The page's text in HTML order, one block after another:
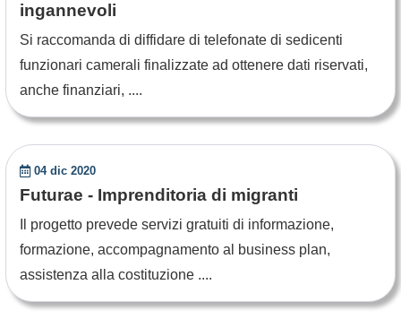
ingannevoli
Si raccomanda di diffidare di telefonate di sedicenti
funzionari camerali finalizzate ad ottenere dati riservati,
anche finanziari, ....
04 dic 2020
Futurae - Imprenditoria di migranti
Il progetto prevede servizi gratuiti di informazione,
formazione, accompagnamento al business plan,
assistenza alla costituzione ....